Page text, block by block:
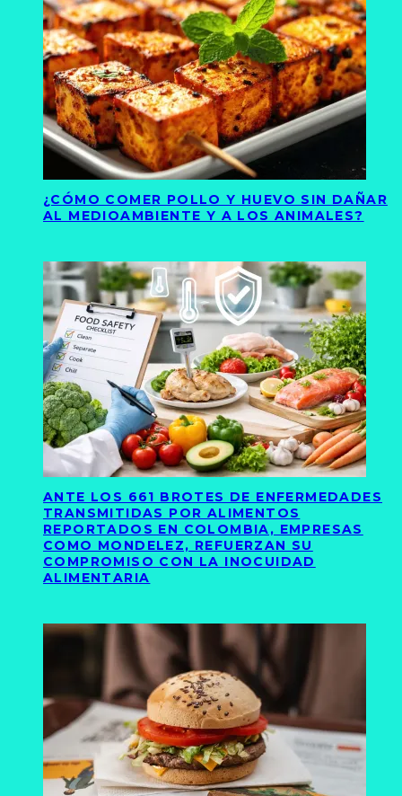
¿CÓMO COMER POLLO Y HUEVO SIN DAÑAR
AL MEDIOAMBIENTE Y A LOS ANIMALES?
ANTE LOS 661 BROTES DE ENFERMEDADES
TRANSMITIDAS POR ALIMENTOS
REPORTADOS EN COLOMBIA, EMPRESAS
COMO MONDELEZ, REFUERZAN SU
COMPROMISO CON LA INOCUIDAD
ALIMENTARIA